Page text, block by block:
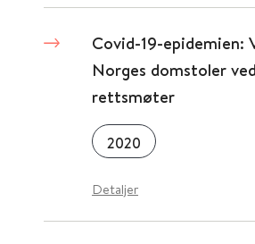
Covid-19-epidemien:
Norges domstoler
rettsmøter
2020
Detaljer